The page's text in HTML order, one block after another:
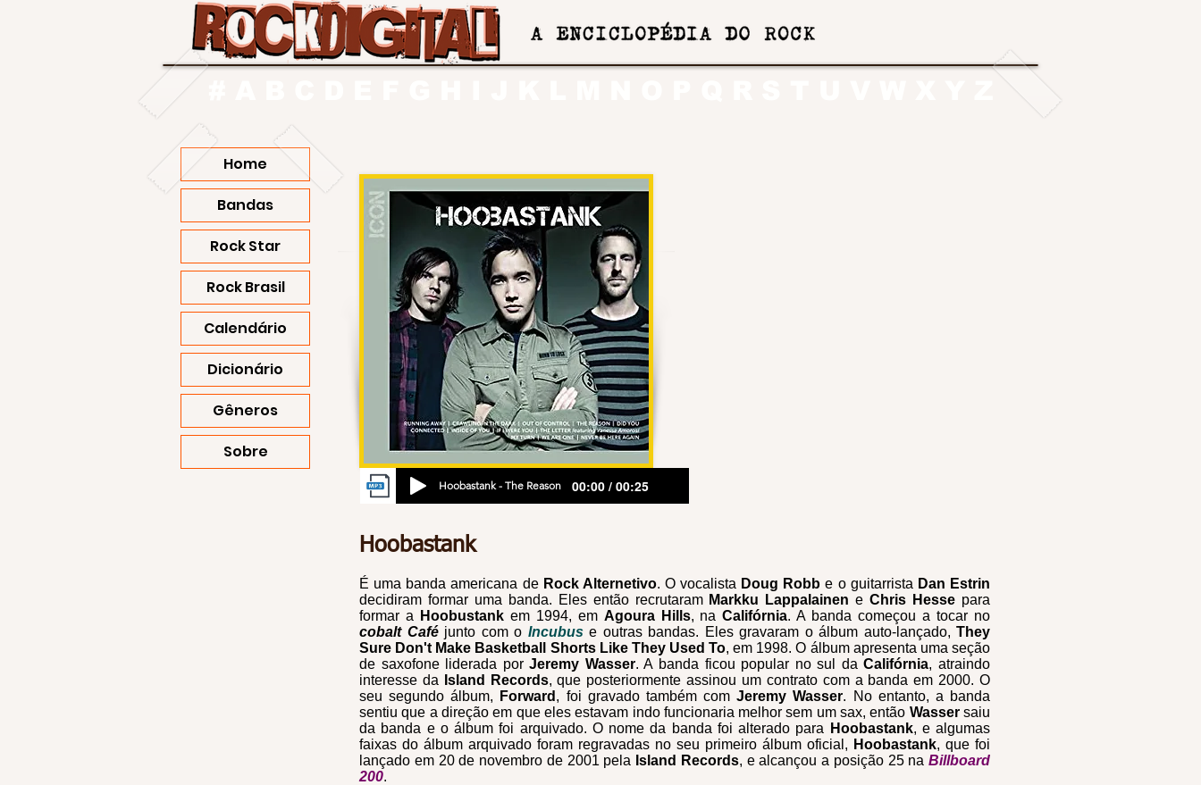
Hoobastank - The Reason 00:00 / 00:25
Hoobastank
É uma banda americana de Rock Alternetivo. O vocalista Doug Robb e o guitarrista Dan Estrin
decidiram formar uma banda. Eles então recrutaram Markku Lappalainen eChris Hesse para
formar a
Hoobustankem 1994, em Agoura Hills, naCalifórnia. A banda começou a tocar no
cobalt Caféjunto com o Incubuse outras bandas. Eles gravaram o álbum auto-lançado, They
Sure Don't Make Basketball Shorts Like They Used To, em 1998. O álbum apresenta uma seção
de saxofone liderada porJeremy Wasser. A banda ficou popular no sul daCalifórnia, atraindo
interesse da
Island Records, que posteriormente assinou um contrato com a banda em 2000. O
seu segundo álbum,
Forward , foi gravado também com Jeremy Wasser. No entanto, a banda
sentiu que a direção em que eles estavam indo funcionaria melhor sem um sax, então Wassersaiu
da banda e o álbum foi arquivado. O nome da banda foi alterado para
Hoobastank, e algumas
faixas do álbum arquivado foram regravadas no seu primeiro álbum oficial, Hoobastank, que foi
lançado em 20 de novembro de 2001 pela Island Records, e alcançou a posição 25 na Billboard
200.
Home
Bandas
Rock Star
Rock Brasil
Calendário
Dicionário
Gêneros
Sobre